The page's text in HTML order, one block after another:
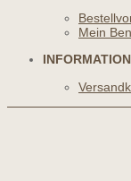
Mein
INFORMATION